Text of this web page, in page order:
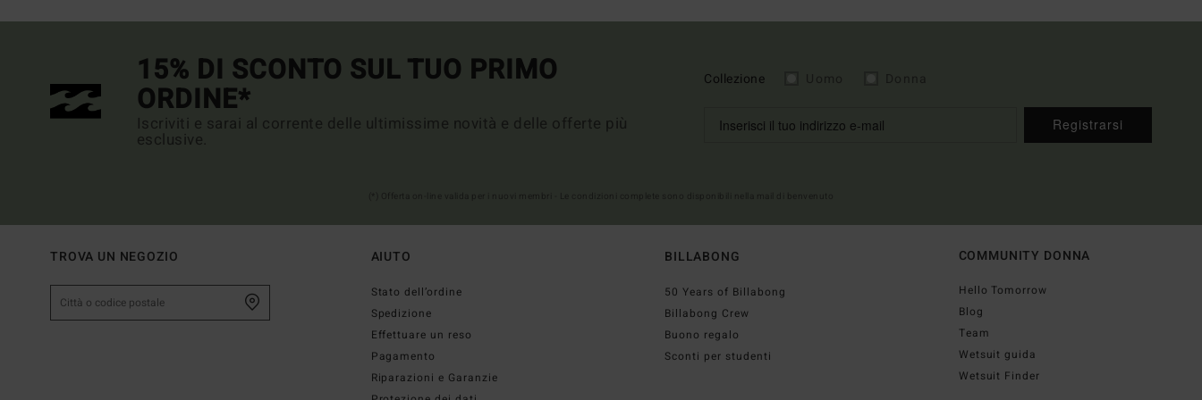
15% DI SCONTO SUL TUO PRIMO
ORDINE*
Iscriviti e sarai al corrente delle ultimissime novità e delle offerte più
esclusive.
Collezione
Registrarsi
TROVA UN NEGOZIO AIUTO
Stato dell’ordine
Spedizione
Effettuare un reso
Pagamento
Riparazioni e Garanzie
BILLABONG
50 Years of Billabong
Billabong Crew
Buono regalo
Sconti per studenti
COMMUNITY DONNA
Hello Tomorrow
Blog
Team
Wetsuit guida
Wetsuit Finder